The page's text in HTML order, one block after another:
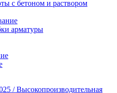
с бетоном и раствором
арматуры
/Высокопроизводительная